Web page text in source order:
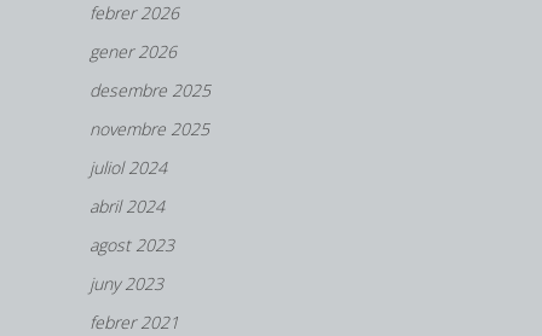
febrer 2026
gener 2026
desembre 2025
novembre 2025
juliol 2024
abril 2024
agost 2023
juny 2023
febrer 2021